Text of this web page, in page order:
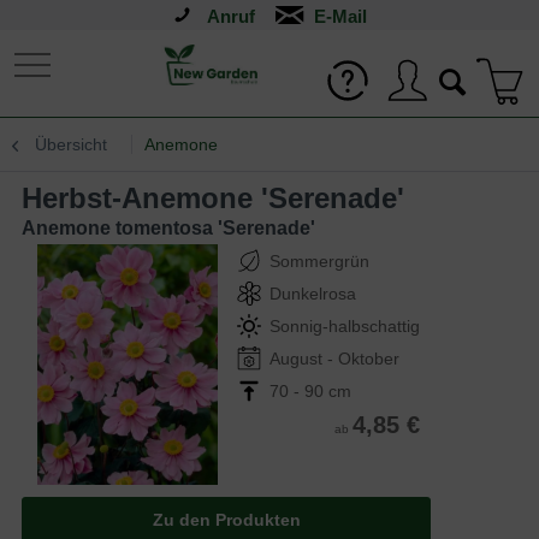
Anruf
Übersicht Anemone
Herbst-Anemone 'Serenade'
Anemone tomentosa 'Serenade'
Sommergrün
Dunkelrosa
Sonnig-halbschattig
August - Oktober
70 - 90 cm
ab 4,85 €
Zu den Produkten